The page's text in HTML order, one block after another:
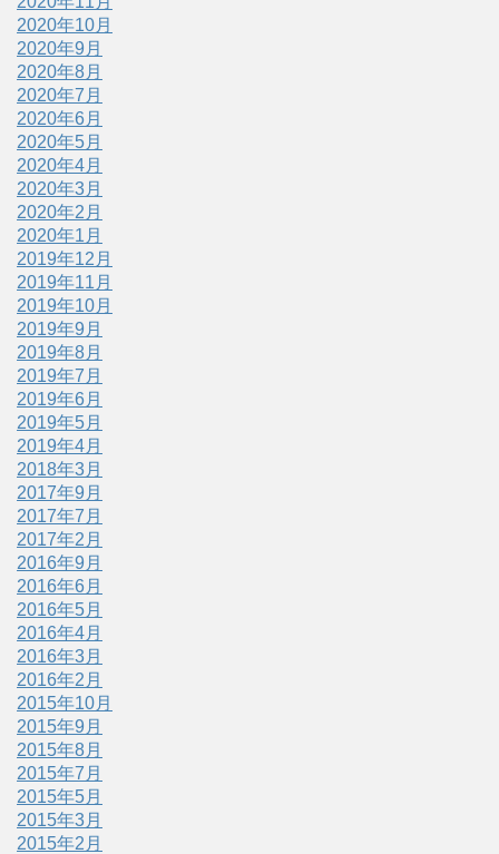
2020年10月
2020年9月
2020年8月
2020年7月
2020年6月
2020年5月
2020年4月
2020年3月
2020年2月
2020年1月
2019年12月
2019年11月
2019年10月
2019年9月
2019年8月
2019年7月
2019年6月
2019年5月
2019年4月
2018年3月
2017年9月
2017年7月
2017年2月
2016年9月
2016年6月
2016年5月
2016年4月
2016年3月
2016年2月
2015年10月
2015年9月
2015年8月
2015年7月
2015年5月
2015年3月
2015年2月